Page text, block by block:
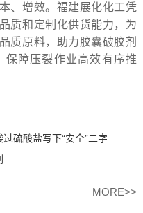
、增效。福建展化化工凭
质和定制化供货能力，为
质原料，助力胶囊破胶剂
保障压裂作业高效有序推
硫酸盐写下“安全”二字
MORE>>